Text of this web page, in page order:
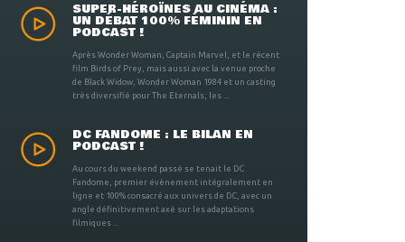
SUPER-HÉROÏNES AU CINÉMA :
UN DÉBAT 100% FÉMININ EN
PODCAST !
Après Wonder Woman, Captain Marvel, et le récent
film Birds of Prey, mais aussi avec la venue proche
de Black Widow, Wonder Woman 1984 et un casting
très diversifié pour The Eternals, les ...
DC FANDOME : LE BILAN EN
PODCAST !
Au cours du weekend passé se tenait le DC
Fandome, premier évènement intégralement en
ligne et 100% consacré aux univers de DC, avec un
angle définitivement axé sur les adaptations
filmiques ...